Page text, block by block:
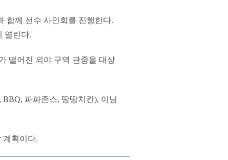
함께 선수 사인회를 진행한다.
열린다.
떨어진 외야 구역 관중을 대상
파파존스, 땅땅치킨), 이닝
계획이다.